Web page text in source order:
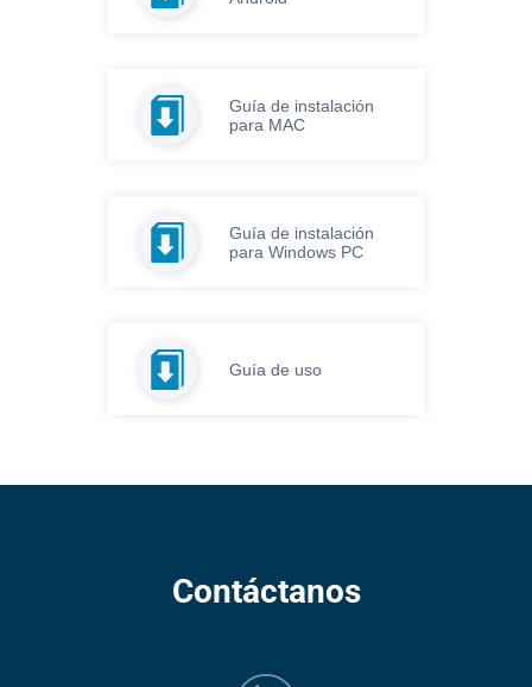
Guía de instalación
para MAC
Guía de instalación
para Windows PC
Guía de uso
Contáctanos